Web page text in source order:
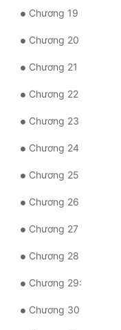
Tội Phạm
Vô Địch
Võ Hiệp
Võng Du
Xuyên Không
Xuyên Nhanh
Xuyên Sách
Xuyên Thư
Điền Văn
Đô Thị
Đông Phương
Đông Phương Huyền Huyễn
Chương 19
Chương 20
Chương 21
Chương 22
Chương 23
Chương 24
Chương 25
Chương 26
Chương 27
Chương 28
Chương 29:
Chương 30